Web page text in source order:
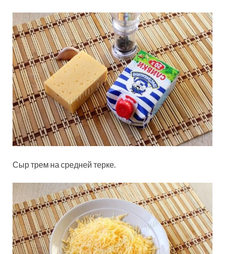
Сыр трем на средней терке.